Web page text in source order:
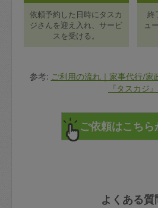
依頼予約した日時にタスカ
ジさんを迎え入れ、サービ
スを受ける。
終
ュ
参考: ご利用の流れ｜家事代行/家
『タスカジ』
よくある質